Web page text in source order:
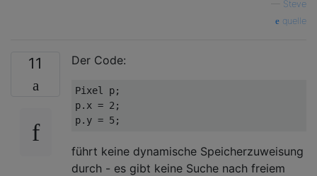
Steve
quelle
11 Der Code:
Pixel p;
p.x = 2 ;
p.y = 5
führt keine dynamische Speicherzuweisung
durch - es gibt keine Suche nach freiem